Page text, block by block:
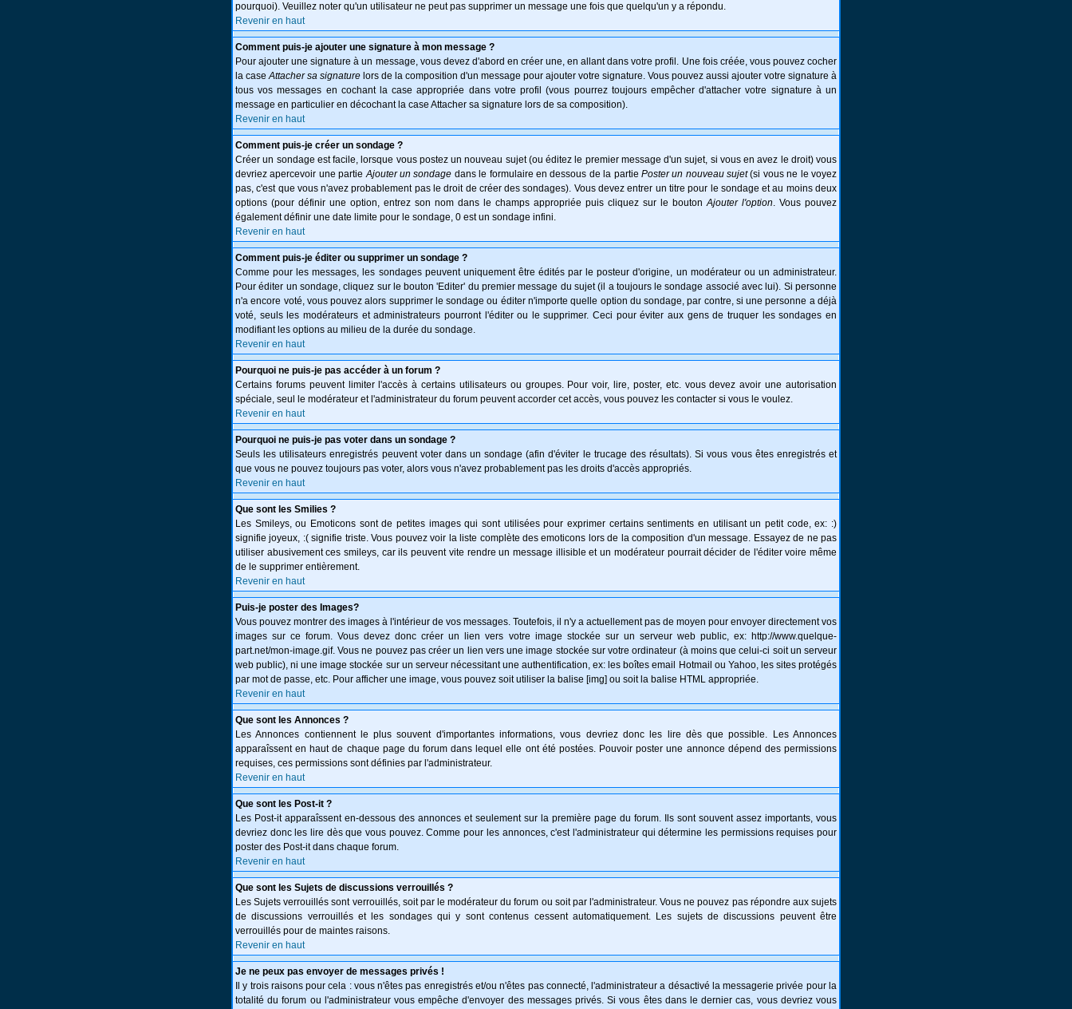
pourquoi). Veuillez noter qu'un utilisateur ne peut pas supprimer un message une fois que quelqu'un y a répondu.
Revenir en haut
Comment puis-je ajouter une signature à mon message ?
Pour ajouter une signature à un message, vous devez d'abord en créer une, en allant dans votre profil. Une fois créée, vous pouvez cocher
la caseAttacher sa signature lors de la composition d'un message pour ajouter votre signature. Vous pouvez aussi ajouter votre signature à
tous vos messages en cochant la case appropriée dans votre profil (vous pourrez toujours empêcher d'attacher votre signature à un
message en particulier en décochant la case Attacher sa signature lors de sa composition).
Revenir en haut
Comment puis-je créer un sondage ?
Créer un sondage est facile, lorsque vous postez un nouveau sujet (ou éditez le premier message d'un sujet, si vous en avez le droit) vous
devriez apercevoir une partieAjouter un sondage dans le formulaire en dessous de la partie Poster un nouveau sujet(si vous ne le voyez
pas, c'est que vous n'avez probablement pas le droit de créer des sondages). Vous devez entrer un titre pour le sondage et au moins deux
options (pour définir une option, entrez son nom dans le champs appropriée puis cliquez sur le boutonAjouter l'option. Vous pouvez
également définir une date limite pour le sondage, 0 est un sondage infini.
Revenir en haut
Comment puis-je éditer ou supprimer un sondage ?
Comme pour les messages, les sondages peuvent uniquement être édités par le posteur d'origine, un modérateur ou un administrateur.
Pour éditer un sondage, cliquez sur le bouton 'Editer' du premier message du sujet (il a toujours le sondage associé avec lui). Si personne
n'a encore voté, vous pouvez alors supprimer le sondage ou éditer n'importe quelle option du sondage, par contre, si une personne a déjà
voté, seuls les modérateurs et administrateurs pourront l'éditer ou le supprimer. Ceci pour éviter aux gens de truquer les sondages en
modifiant les options au milieu de la durée du sondage.
Revenir en haut
Pourquoi ne puis-je pas accéder à un forum ?
Certains forums peuvent limiter l'accès à certains utilisateurs ou groupes. Pour voir, lire, poster, etc. vous devez avoir une autorisation
spéciale, seul le modérateur et l'administrateur du forum peuvent accorder cet accès, vous pouvez les contacter si vous le voulez.
Revenir en haut
Pourquoi ne puis-je pas voter dans un sondage ?
Seuls les utilisateurs enregistrés peuvent voter dans un sondage (afin d'éviter le trucage des résultats). Si vous vous êtes enregistrés et
que vous ne pouvez toujours pas voter, alors vous n'avez probablement pas les droits d'accès appropriés.
Revenir en haut
Que sont les Smilies ?
Les Smileys, ou Emoticons sont de petites images qui sont utilisées pour exprimer certains sentiments en utilisant un petit code, ex: :)
signifie joyeux, :( signifie triste. Vous pouvez voir la liste complète des emoticons lors de la composition d'un message. Essayez de ne pas
utiliser abusivement ces smileys, car ils peuvent vite rendre un message illisible et un modérateur pourrait décider de l'éditer voire même
de le supprimer entièrement.
Revenir en haut
Puis-je poster des Images?
Vous pouvez montrer des images à l'intérieur de vos messages. Toutefois, il n'y a actuellement pas de moyen pour envoyer directement vos
images sur ce forum. Vous devez donc créer un lien vers votre image stockée sur un serveur web public, ex: http://www.quelque-
part.net/mon-image.gif. Vous ne pouvez pas créer un lien vers une image stockée sur votre ordinateur (à moins que celui-ci soit un serveur
web public), ni une image stockée sur un serveur nécessitant une authentification, ex: les boîtes email Hotmail ou Yahoo, les sites protégés
par mot de passe, etc. Pour afficher une image, vous pouvez soit utiliser la balise [img] ou soit la balise HTML appropriée.
Revenir en haut
Que sont les Annonces ?
Les Annonces contiennent le plus souvent d'importantes informations, vous devriez donc les lire dès que possible. Les Annonces
apparaîssent en haut de chaque page du forum dans lequel elle ont été postées. Pouvoir poster une annonce dépend des permissions
requises, ces permissions sont définies par l'administrateur.
Revenir en haut
Que sont les Post-it ?
Les Post-it apparaîssent en-dessous des annonces et seulement sur la première page du forum. Ils sont souvent assez importants, vous
devriez donc les lire dès que vous pouvez. Comme pour les annonces, c'est l'administrateur qui détermine les permissions requises pour
poster des Post-it dans chaque forum.
Revenir en haut
Que sont les Sujets de discussions verrouillés ?
Les Sujets verrouillés sont verrouillés, soit par le modérateur du forum ou soit par l'administrateur. Vous ne pouvez pas répondre aux sujets
de discussions verrouillés et les sondages qui y sont contenus cessent automatiquement. Les sujets de discussions peuvent être
verrouillés pour de maintes raisons.
Revenir en haut
Je ne peux pas envoyer de messages privés !
Il y trois raisons pour cela : vous n'êtes pas enregistrés et/ou n'êtes pas connecté, l'administrateur a désactivé la messagerie privée pour la
totalité du forum ou l'administrateur vous empêche d'envoyer des messages privés. Si vous êtes dans le dernier cas, vous devriez vous